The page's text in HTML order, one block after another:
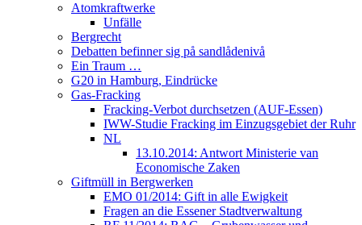
Atomkraftwerke
Unfälle
Bergrecht
Debatten befinner sig på sandlådenivå
Ein Traum …
G20 in Hamburg, Eindrücke
Gas-Fracking
Fracking-Verbot durchsetzen (AUF-Essen)
IWW-Studie Fracking im Einzugsgebiet der Ruhr
NL
13.10.2014: Antwort Ministerie van
Economische Zaken
Giftmüll in Bergwerken
EMO 01/2014: Gift in alle Ewigkeit
Fragen an die Essener Stadtverwaltung